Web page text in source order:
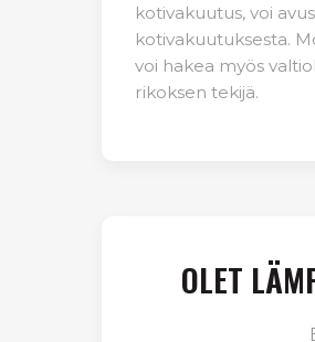
kotivakuutus, voi
kotivakuutuksesta.
voi hakea myös
rikoksen tekijä.
OLET